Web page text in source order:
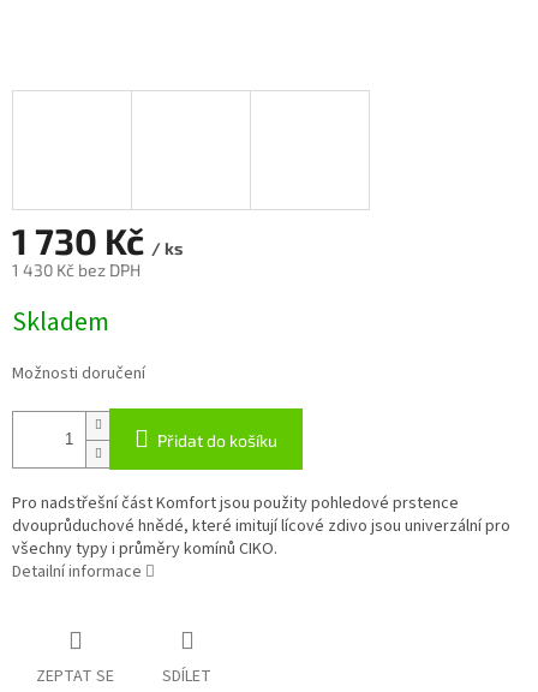
1 730 Kč / ks
1 430 Kč bez DPH
cena:
Skladem
Možnosti doručení
Přidat do košíku
Pro nadstřešní část Komfort jsou použity pohledové prstence
dvouprůduchové hnědé, které imitují lícové zdivo jsou univerzální pro
všechny typy i průměry komínů CIKO.
Detailní informace
ZEPTAT SE SDÍLET